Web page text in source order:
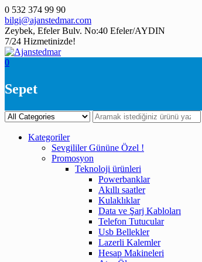
Skip
to
content
0 532 374 99 90
bilgi@ajanstedmar.com
Zeybek, Efeler Bulv. No:40 Efeler/AYDIN
7/24 Hizmetinizde!
0
Sepet
Kategoriler
Sevgililer Gününe Özel !
Promosyon
Teknoloji ürünleri
Powerbanklar
Akıllı saatler
Kulaklıklar
Data ve Şarj Kabloları
Telefon Tutucular
Usb Bellekler
Lazerli Kalemler
Hesap Makineleri